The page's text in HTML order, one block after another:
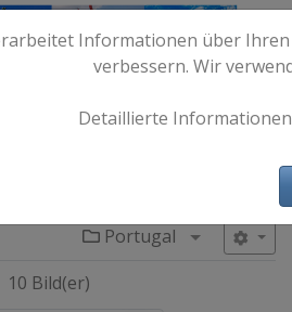
Portugal Menü
10 Bild(er)
Informationen über
verbessern. Wir
Detaillierte